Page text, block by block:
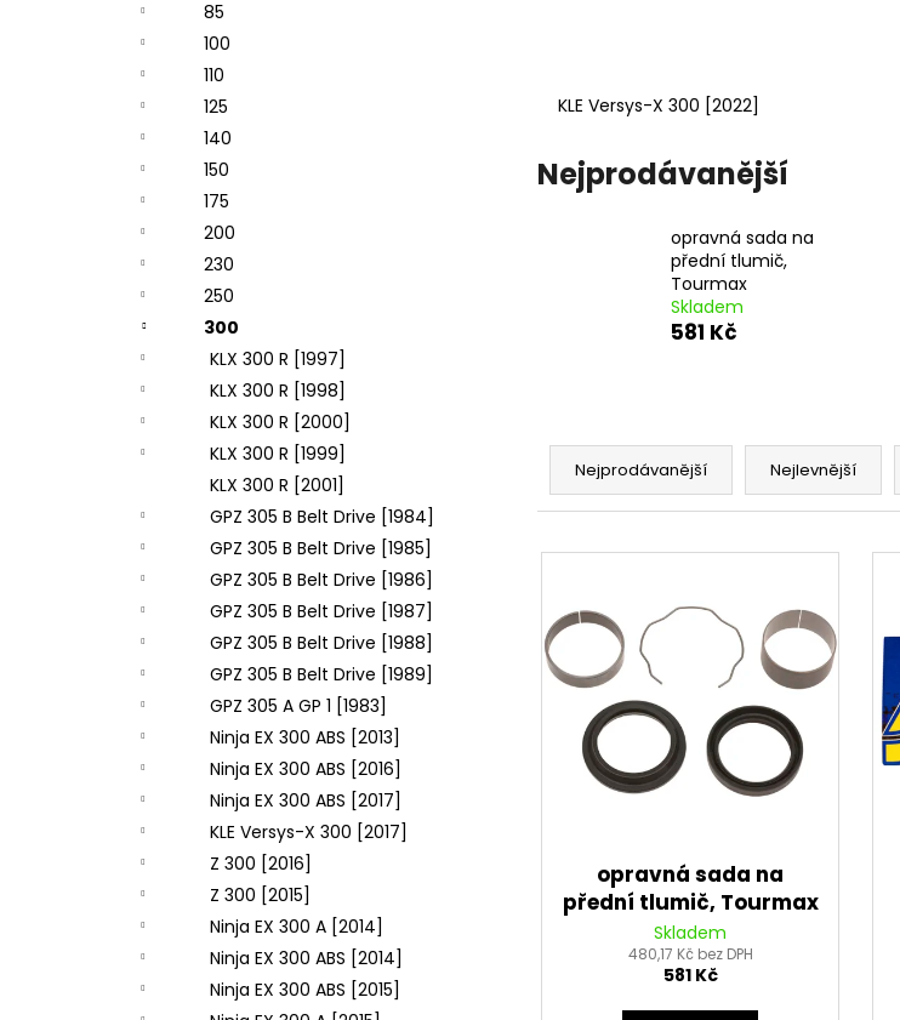
85
100
110
125
140
150
175
200
230
250
300
KLX 300 R [1997]
KLX 300 R [1998]
KLX 300 R [2000]
KLX 300 R [1999]
KLX 300 R [2001]
GPZ 305 B Belt Drive [1984]
GPZ 305 B Belt Drive [1985]
GPZ 305 B Belt Drive [1986]
GPZ 305 B Belt Drive [1987]
GPZ 305 B Belt Drive [1988]
GPZ 305 B Belt Drive [1989]
GPZ 305 A GP 1 [1983]
Ninja EX 300 ABS [2013]
Ninja EX 300 ABS [2016]
Ninja EX 300 ABS [2017]
KLE Versys-X 300 [2017]
Z 300 [2016]
Z 300 [2015]
Ninja EX 300 A [2014]
Ninja EX 300 ABS [2014]
Ninja EX 300 ABS [2015]
KLE Versys-X 300 [2022]
Nejprodávanější
opravná sada na
přední tlumič,
Tourmax
Skladem
581 Kč
Ř
z
p
r
Nejprodávanější Nejlevnější
V
p
s
opravná sada na
přední tlumič, Tourmax
Skladem
480,17 Kč bez DPH
581 Kč